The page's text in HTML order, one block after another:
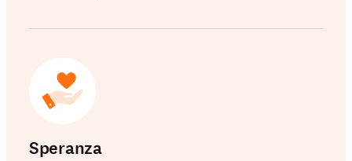
Speranza